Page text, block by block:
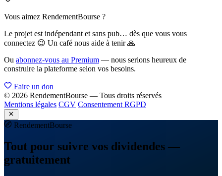
Vous aimez RendementBourse ?
Le projet est indépendant et sans pub… dès que vous vous
connectez 😉 Un café nous aide à tenir 🙏
Ou abonnez-vous au Premium — nous serions heureux de
construire la plateforme selon vos besoins.
Faire un don
© 2026 RendementBourse — Tous droits réservés
Mentions légales CGV Consentement RGPD
RendementBourse
Tout pour suivre vos dividendes —
gratuitement